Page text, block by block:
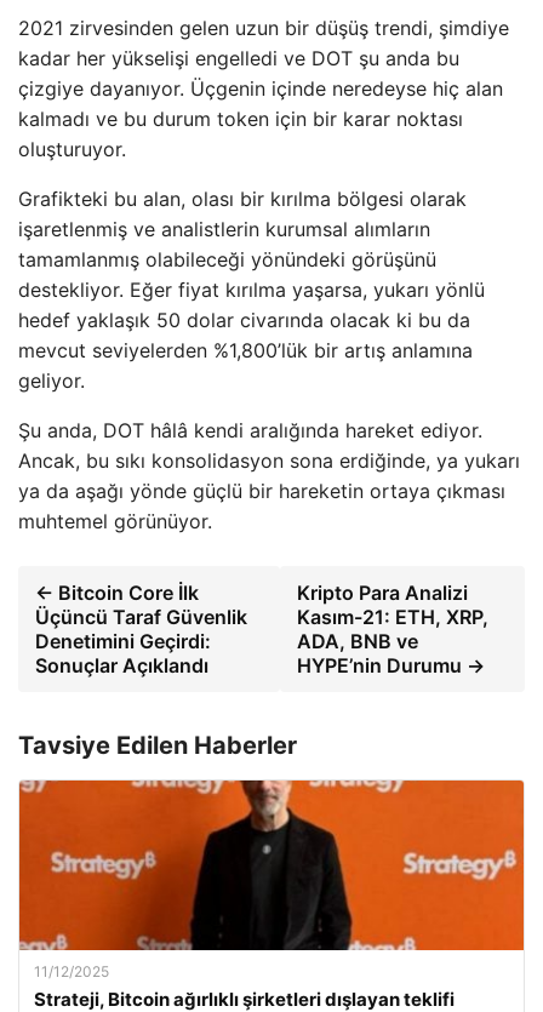
2021 zirvesinden gelen uzun bir düşüş trendi, şimdiye
kadar her yükselişi engelledi ve DOT şu anda bu
çizgiye dayanıyor. Üçgenin içinde neredeyse hiç alan
kalmadı ve bu durum token için bir karar noktası
oluşturuyor.
Grafikteki bu alan, olası bir kırılma bölgesi olarak
işaretlenmiş ve analistlerin kurumsal alımların
tamamlanmış olabileceği yönündeki görüşünü
destekliyor. Eğer fiyat kırılma yaşarsa, yukarı yönlü
hedef yaklaşık 50 dolar civarında olacak ki bu da
mevcut seviyelerden %1,800’lük bir artış anlamına
geliyor.
Şu anda, DOT hâlâ kendi aralığında hareket ediyor.
Ancak, bu sıkı konsolidasyon sona erdiğinde, ya yukarı
ya da aşağı yönde güçlü bir hareketin ortaya çıkması
muhtemel görünüyor.
← Bitcoin Core İlk
Üçüncü Taraf Güvenlik
Denetimini Geçirdi:
Sonuçlar Açıklandı
Kripto Para Analizi
Kasım-21: ETH, XRP,
ADA, BNB ve
HYPE’nin Durumu →
Tavsiye Edilen Haberler
11/12/2025
Strateji, Bitcoin ağırlıklı şirketleri dışlayan teklifi